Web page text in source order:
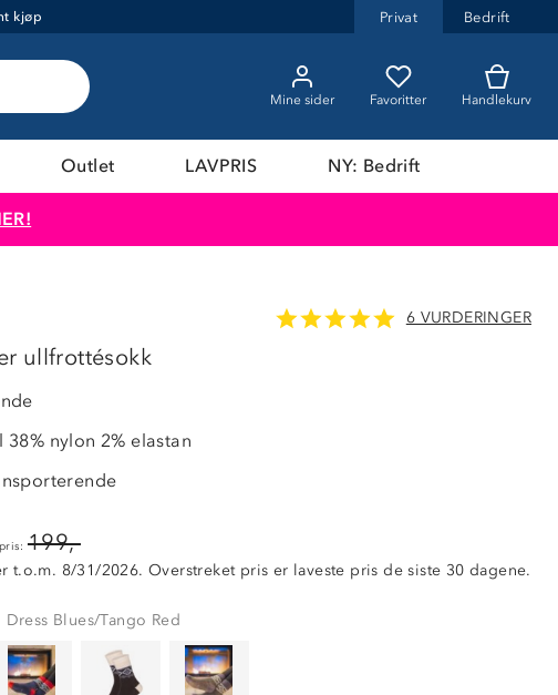
kjøp Privat Bedrift
Mine sider Favoritter Handlekurv
Outlet LAVPRIS NY: Bedrift
6 VURDERINGER
ullfrottésokk
38% nylon 2% elastan
199,-
t.o.m. 8/31/2026. Overstreket pris er laveste pris de siste 30 dagene.
Dress Blues/Tango Red